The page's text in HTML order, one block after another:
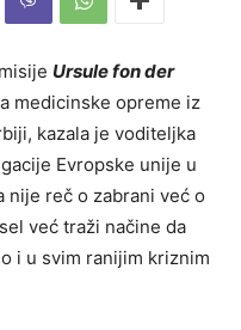
Ursule fon der
medicinske opreme iz
kazala je voditeljka
Evropske unije u
nije reč o zabrani već o
već traži načine da
i u svim ranijim kriznim